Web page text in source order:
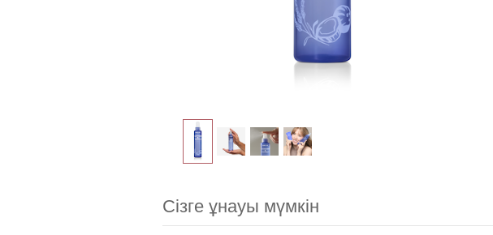
Сізге ұнауы мүмкін